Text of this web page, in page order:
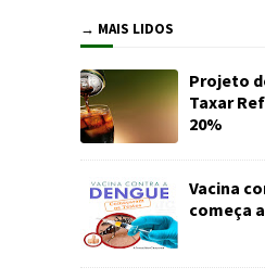
→ MAIS LIDOS
Projeto
Taxar
20%
Vacina
começa